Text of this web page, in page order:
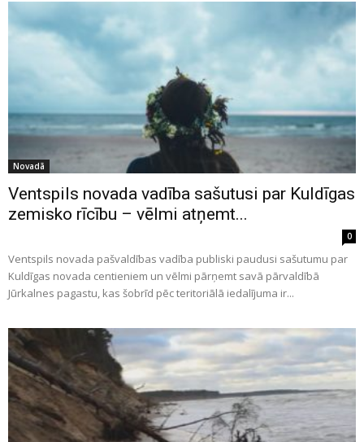
Novadā
Ventspils novada vadība sašutusi par Kuldīgas
zemisko rīcību – vēlmi atņemt...
0
Ventspils novada pašvaldības vadība publiski paudusi sašutumu par
Kuldīgas novada centieniem un vēlmi pārņemt savā pārvaldībā
Jūrkalnes pagastu, kas šobrīd pēc teritoriālā iedalījuma ir...